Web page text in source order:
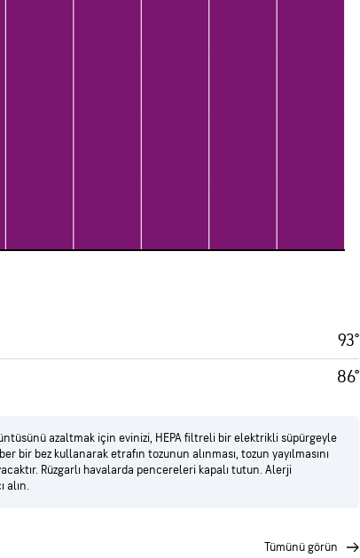
93°
86°
azaltmak için evinizi, HEPA filtreli bir elektrikli süpürgeyle
bir bez kullanarak etrafın tozunun alınması, tozun yayılmasını
Rüzgarlı havalarda pencereleri kapalı tutun. Alerji
alın.
tümünü görün